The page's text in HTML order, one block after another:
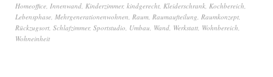
Homeoffice, Innenwand, Kinderzimmer, kindgerecht, Kleiderschrank, Kochbereich,
Lebensphase, Mehrgenerationenwohnen, Raum, Raumaufteilung, Raumkonzept,
Rückzugsort, Schlafzimmer, Sportstudio, Umbau, Wand, Werkstatt, Wohnbereich,
Wohneinheit